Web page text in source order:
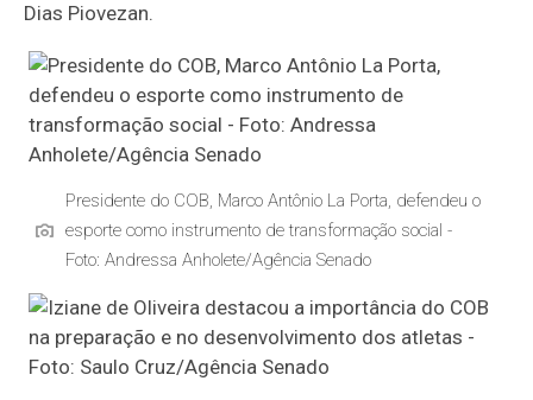
Dias Piovezan.
Presidente do COB, Marco Antônio La Porta, defendeu o
esporte como instrumento de transformação social -
Foto: Andressa Anholete/Agência Senado